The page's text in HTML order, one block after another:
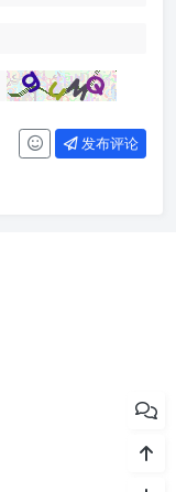
发布评论